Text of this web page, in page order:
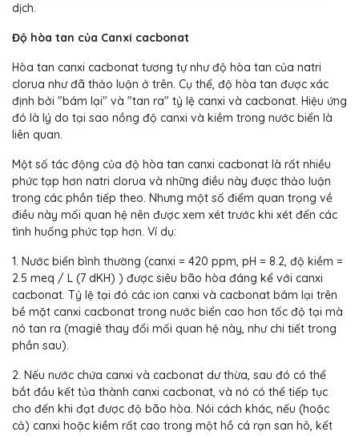
dịch.
Độ hòa tan của Canxi cacbonat
Hòa tan canxi cacbonat tương tự như độ hòa tan của natri
clorua như đã thảo luận ở trên. Cụ thể, độ hòa tan được xác
định bởi "bám lại" và "tan ra" tỷ lệ canxi và cacbonat. Hiệu ứng
đó là lý do tại sao nồng độ canxi và kiềm trong nước biển là
liên quan.
Một số tác động của độ hòa tan canxi cacbonat là rất nhiều
phức tạp hơn natri clorua và những điều này được thảo luận
trong các phần tiếp theo. Nhưng một số điểm quan trọng về
điều này mối quan hệ nên được xem xét trước khi xét đến các
tình huống phức tạp hơn. Ví dụ:
1. Nước biển bình thường (canxi = 420 ppm, pH = 8.2, độ kiềm =
2.5 meq / L (7 dKH) ) được siêu bão hòa đáng kể với canxi
cacbonat. Tỷ lệ tại đó các ion canxi và cacbonat bám lại trên
bề mặt canxi cacbonat trong nước biển cao hơn tốc độ tại mà
nó tan ra (magiê thay đổi mối quan hệ này, như chi tiết trong
phần sau).
2. Nếu nước chứa canxi và cacbonat dư thừa, sau đó có thể
bắt đầu kết tủa thành canxi cacbonat, và nó có thể tiếp tục
cho đến khi đạt được độ bão hòa. Nói cách khác, nếu (hoặc
cả) canxi hoặc kiềm rất cao trong một hồ cá rạn san hô, kết